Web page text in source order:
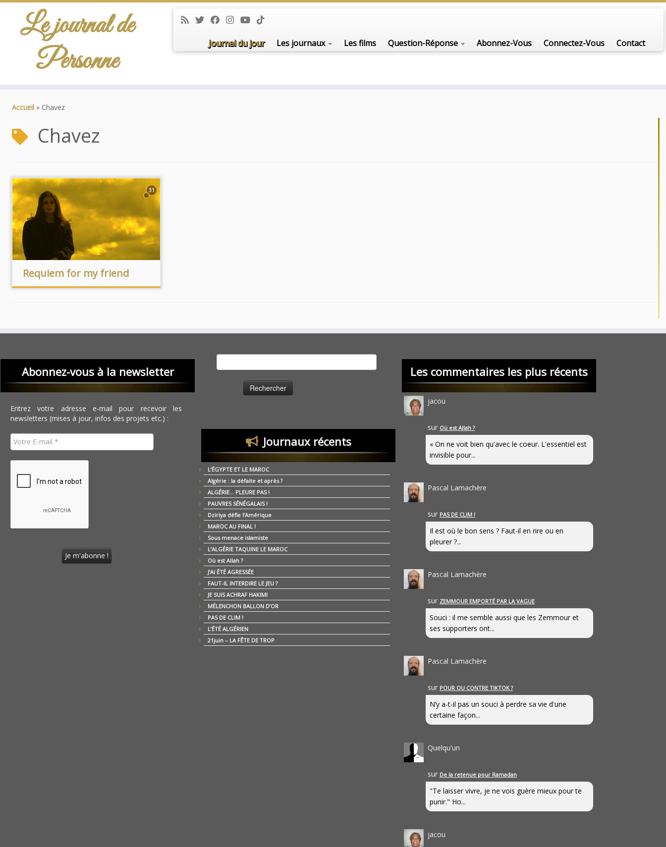
Le journal de
Personne
Journal du jour Les journaux Les films Question-Réponse Abonnez-Vous Connectez-Vous Contact
Accueil » Chavez
Chavez
31
Requiem for my friend
Abonnez-vous à la newsletter
Entrez votre adresse e-mail pour recevoir les
newsletters (mises à jour, infos des projets etc.) :
Journaux récents
L’ÉGYPTE ET LE MAROC
Algérie : la défaite et après ?
ALGÉRIE… PLEURE PAS !
PAUVRES SÉNÉGALAIS !
Dziriya défie l’Amérique
MAROC AU FINAL !
Sous menace islamiste
L’ALGÉRIE TAQUINE LE MAROC
Où est Allah ?
J’AI ÉTÉ AGRESSÉE
FAUT-IL INTERDIRE LE JEU ?
JE SUIS ACHRAF HAKIMI
MÉLENCHON BALLON D’OR
PAS DE CLIM !
L’ÉTÉ ALGÉRIEN
21juin – LA FÊTE DE TROP
Les commentaires les plus récents
jacou
sur Où est Allah ?
« On ne voit bien qu'avec le coeur. L'essentiel est
invisible pour...
Pascal Lamachère
sur PAS DE CLIM !
Il est où le bon sens ? Faut-il en rire ou en
pleurer ?...
Pascal Lamachère
sur ZEMMOUR EMPORTÉ PAR LA VAGUE
Souci : il me semble aussi que les Zemmour et
ses supporters ont...
Pascal Lamachère
sur POUR OU CONTRE TIKTOK ?
N’y a-t-il pas un souci à perdre sa vie d'une
certaine façon...
Quelqu'un
sur De la retenue pour Ramadan
"Te laisser vivre, je ne vois guère mieux pour te
punir." Ho...
jacou